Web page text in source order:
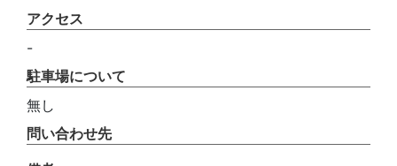
アクセス
-
駐車場について
無し
問い合わせ先